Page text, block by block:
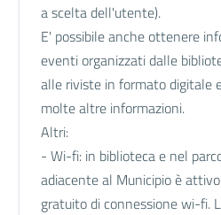
a scelta dell'utente).
E' possibile anche ottenere
eventi organizzati dalle
alle riviste in formato digitale
molte altre informazioni.
Altri:
- Wi-fi: in biblioteca e nel
adiacente al Municipio è
gratuito di connessione wi-fi.